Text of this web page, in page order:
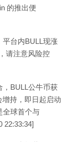
的推出便
平台内BULL现涨
请注意风险控
，BULL公牛币获
持，即日起启动
全球首个与
22:33:34]